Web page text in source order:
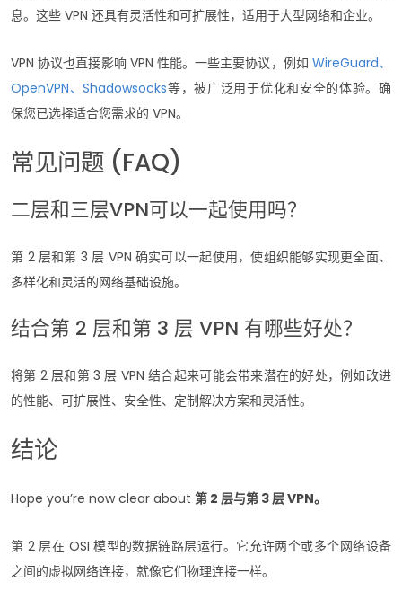
息。这些 VPN 还具有灵活性和可扩展性，适用于大型网络和企业。
VPN 协议也直接影响 VPN 性能。一些主要协议，例如 WireGuard、
OpenVPN、Shadowsocks等，被广泛用于优化和安全的体验。确
保您已选择适合您需求的 VPN。
常见问题 (FAQ)
二层和三层VPN可以一起使用吗？
第 2 层和第 3 层 VPN 确实可以一起使用，使组织能够实现更全面、
多样化和灵活的网络基础设施。
结合第 2 层和第 3 层 VPN 有哪些好处？
将第 2 层和第 3 层 VPN 结合起来可能会带来潜在的好处，例如改进
的性能、可扩展性、安全性、定制解决方案和灵活性。
结论
Hope you’re now clear about 第 2 层与第 3 层 VPN。
第 2 层在 OSI 模型的数据链路层运行。它允许两个或多个网络设备
之间的虚拟网络连接，就像它们物理连接一样。